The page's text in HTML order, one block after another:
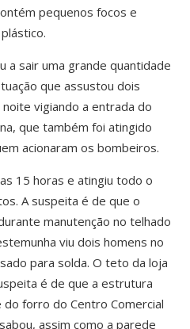
pequenos focos e
a sair uma grande quantidade
que assustou dois
vigiando a entrada do
que também foi atingido
acionaram os bombeiros.
15 horas e atingiu todo o
A suspeita é de que o
manutenção no telhado
viu dois homens no
para solda. O teto da loja
é de que a estrutura
forro do Centro Comercial
assim como a parede